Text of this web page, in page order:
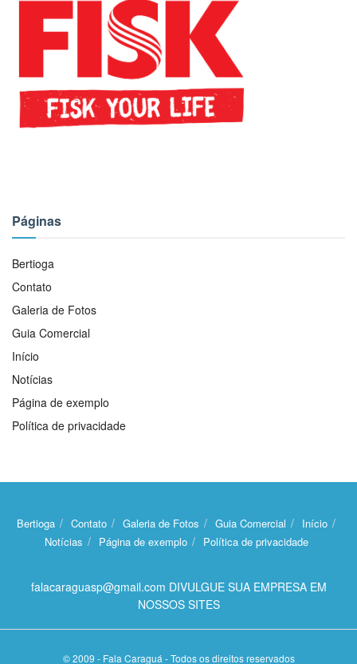
Páginas
Bertioga
Contato
Galeria de Fotos
Guia Comercial
Início
Notícias
Página de exemplo
Política de privacidade
Bertioga Contato Galeria de Fotos Guia Comercial
Início
Notícias
Página de exemplo Política de privacidade
falacaraguasp@gmail.com DIVULGUE SUA EMPRESA EM
NOSSOS SITES
© 2009 - Fala Caraguá - Todos os direitos reservados